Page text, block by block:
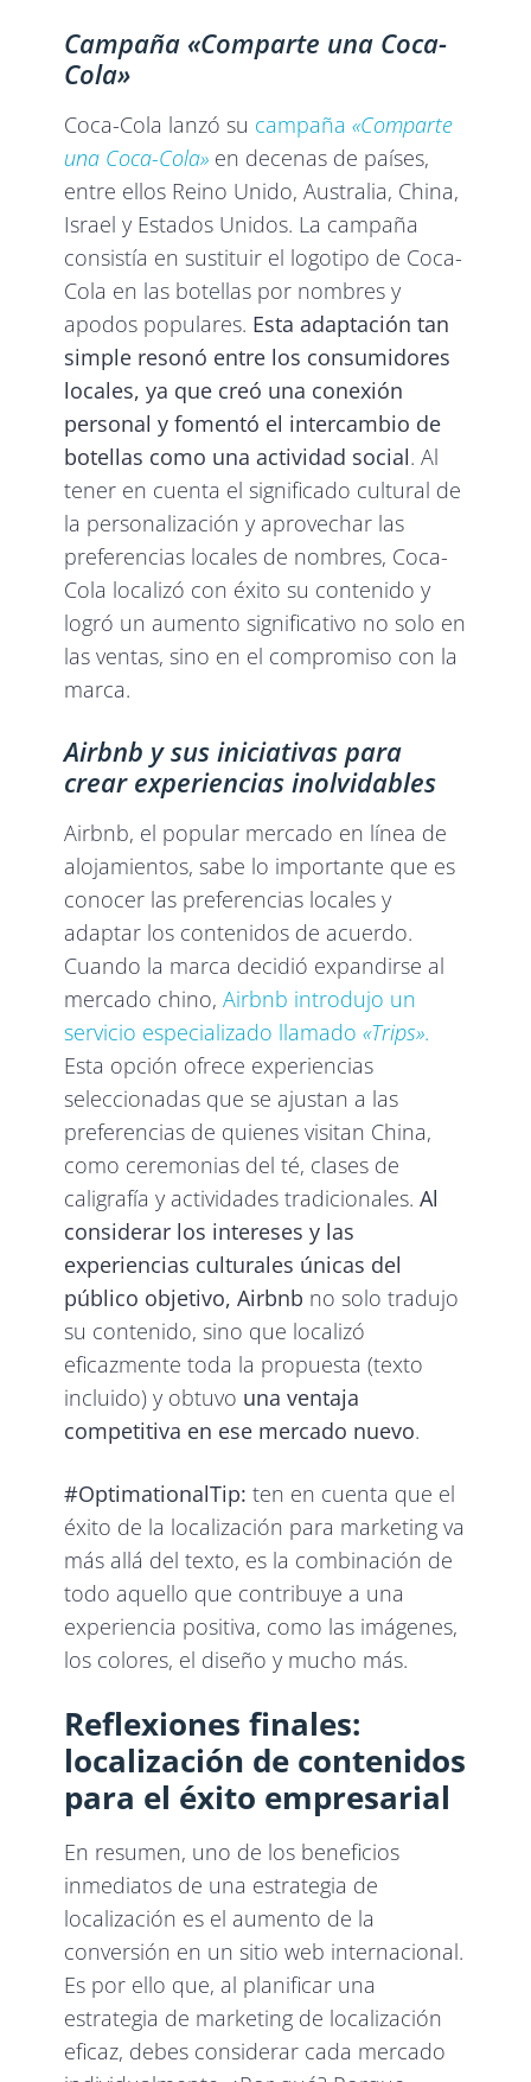
Campaña «Comparte una Coca-
Cola»
Coca-Cola lanzó su campaña«Comparte
una Coca-Cola» en decenas de países,
entre ellos Reino Unido, Australia, China,
Israel y Estados Unidos. La campaña
consistía en sustituir el logotipo de Coca-
Cola en las botellas por nombres y
apodos populares. Esta adaptación tan
simple resonó entre los consumidores
locales, ya que creó una conexión
personal y fomentó el intercambio de
botellas como una actividad social. Al
tener en cuenta el significado cultural de
la personalización y aprovechar las
preferencias locales de nombres, Coca-
Cola localizó con éxito su contenido y
logró un aumento significativo no solo en
las ventas, sino en el compromiso con la
marca.
Airbnb y sus iniciativas para
crear experiencias inolvidables
Airbnb, el popular mercado en línea de
alojamientos, sabe lo importante que es
conocer las preferencias locales y
adaptar los contenidos de acuerdo.
Cuando la marca decidió expandirse al
mercado chino, Airbnb introdujo un
servicio especializado llamado«Trips».
Esta opción ofrece experiencias
seleccionadas que se ajustan a las
preferencias de quienes visitan China,
como ceremonias del té, clases de
caligrafía y actividades tradicionales.Al
considerar los intereses y las
experiencias culturales únicas del
público objetivo, Airbnb no solo tradujo
su contenido, sino que localizó
eficazmente toda la propuesta (texto
incluido) y obtuvo una ventaja
competitiva en ese mercado nuevo.
#OptimationalTip:ten en cuenta que el
éxito de la localización para marketing va
más allá del texto, es la combinación de
todo aquello que contribuye a una
experiencia positiva, como las imágenes,
los colores, el diseño y mucho más.
Reflexiones finales:
localización de contenidos
para el éxito empresarial
En resumen, uno de los beneficios
inmediatos de una estrategia de
localización es el aumento de la
conversión en un sitio web internacional.
Es por ello que, al planificar una
estrategia de marketing de localización
eficaz, debes considerar cada mercado